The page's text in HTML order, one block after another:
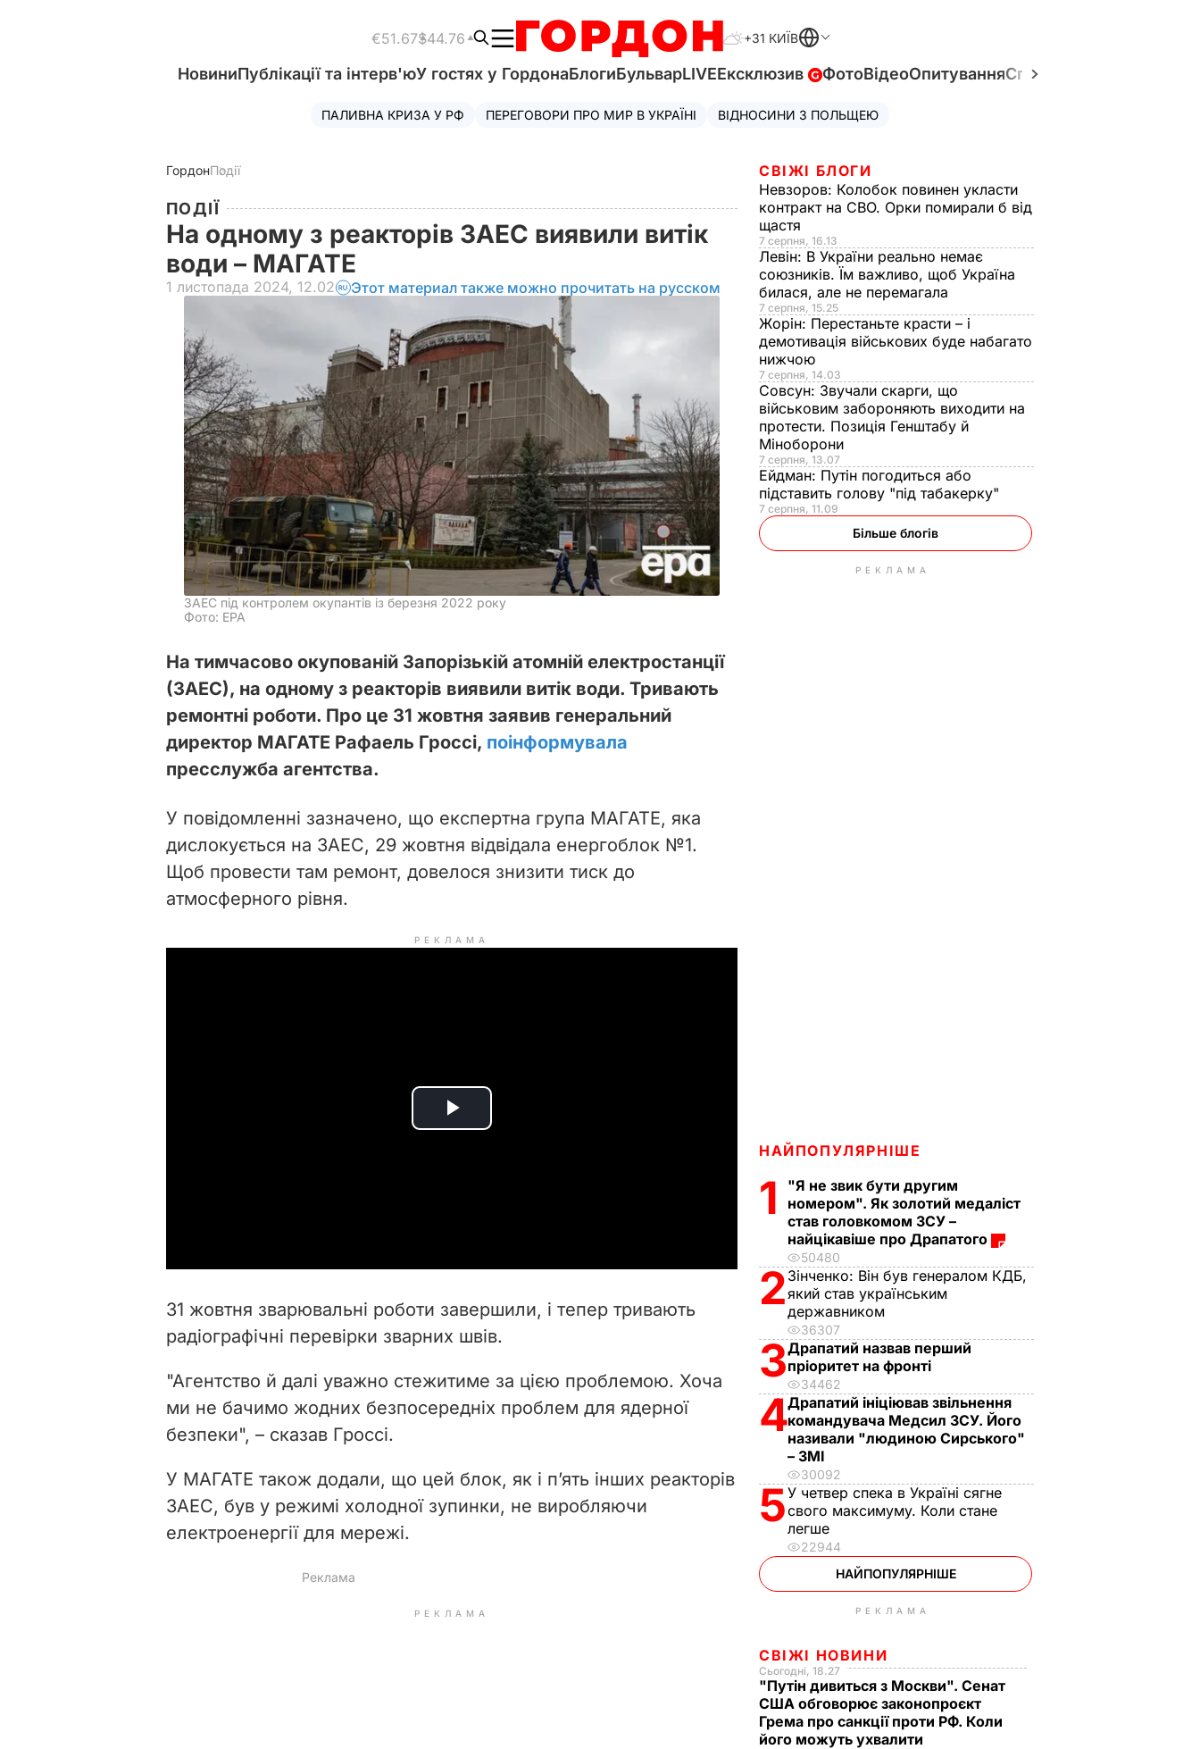
€51.67$44.76 +31 КИЇВ
НовиниПублікації та інтерв'юУ гостях у ГордонаБлогиБульварLIVEЕксклюзив ФотоВідеоОпитуванняСпецпроєкти
ПАЛИВНА КРИЗА У РФ ПЕРЕГОВОРИ ПРО МИР В УКРАЇНІ ВІДНОСИНИ З ПОЛЬЩЕЮ
ГордонПодії
ПОДІЇ
На одному з реакторів ЗАЕС виявили витік
води – МАГАТЕ
1 листопада 2024, 12.02 Этот материал также можно прочитать на русском
ЗАЕС під контролем окупантів із березня 2022 року
Фото: EPA
На тимчасово окупованій Запорізькій атомній електростанції
(ЗАЕС), на одному з реакторів виявили витік води. Тривають
ремонтні роботи. Про це 31 жовтня заявив генеральний
директор МАГАТЕ Рафаель Гроссі, поінформувала
пресслужба агентства.
У повідомленні зазначено, що експертна група МАГАТЕ, яка
дислокується на ЗАЕС, 29 жовтня відвідала енергоблок №1.
Щоб провести там ремонт, довелося знизити тиск до
атмосферного рівня.
РЕКЛАМА
P
i
d
e
31 жовтня зварювальні роботи завершили, і тепер тривають
радіографічні перевірки зварних швів.
"Агентство й далі уважно стежитиме за цією проблемою. Хоча
ми не бачимо жодних безпосередніх проблем для ядерної
безпеки", – сказав Гроссі.
У МАГАТЕ також додали, що цей блок, як і п’ять інших реакторів
ЗАЕС, був у режимі холодної зупинки, не виробляючи
електроенергії для мережі.
РЕКЛАМА
СВІЖІ БЛОГИ
Невзоров: Колобок повинен укласти
контракт на СВО. Орки помирали б від
щастя
7 серпня, 16.13
Левін: В України реально немає
союзників. Їм важливо, щоб Україна
билася, але не перемагала
7 серпня, 15.25
Жорін: Перестаньте красти – і
демотивація військових буде набагато
нижчою
7 серпня, 14.03
Совсун: Звучали скарги, що
військовим забороняють виходити на
протести. Позиція Генштабу й
Міноборони
7 серпня, 13.07
Ейдман: Путін погодиться або
підставить голову "під табакерку"
7 серпня, 11.09
Більше блогів
РЕКЛАМА
НАЙПОПУЛЯРНІШЕ
1
"Я не звик бути другим
номером". Як золотий медаліст
став головкомом ЗСУ –
найцікавіше про Драпатого
50480
2 Зінченко: Він був генералом КДБ,
який став українським
державником
36307
3Драпатий назвав перший
пріоритет на фронті
34462
4Драпатий ініціював звільнення
командувача Медсил ЗСУ. Його
називали "людиною Сирського"
– ЗМІ
30092
5У четвер спека в Україні сягне
свого максимуму. Коли стане
легше
22944
НАЙПОПУЛЯРНІШЕ
РЕКЛАМА
СВІЖІ НОВИНИ
Сьогодні, 18.27
"Путін дивиться з Москви". Сенат
США обговорює законопроєкт
Грема про санкції проти РФ. Коли
його можуть ухвалити